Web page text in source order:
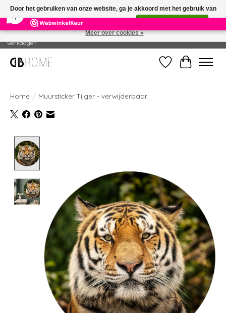
14 Reviews ×
Geproduceerd in eigen drukkerij - Gratis verzending vanaf € 49 - Levertijd: 2-5
werkdagen
Verlanglijst
Home / Muursticker Tijger - verwijderbaar
Door het gebruiken van onze website, ga je akkoord met het gebruik van
cookies om onze website te verbeteren.
Meer over cookies »